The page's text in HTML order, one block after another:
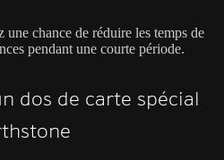
chance de réduire les temps de
pendant une courte période.
dos de carte spécial